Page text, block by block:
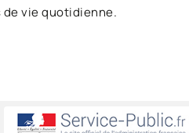
de vie quotidienne.